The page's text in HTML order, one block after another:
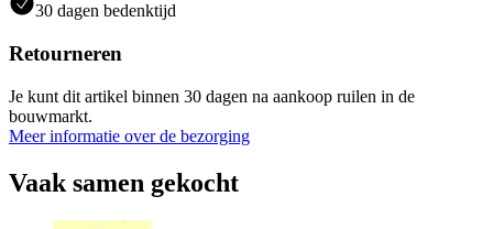
30 dagen bedenktijd
Retourneren
Je kunt dit artikel binnen 30 dagen na aankoop ruilen in de
bouwmarkt.
Meer informatie over de bezorging
Vaak samen gekocht